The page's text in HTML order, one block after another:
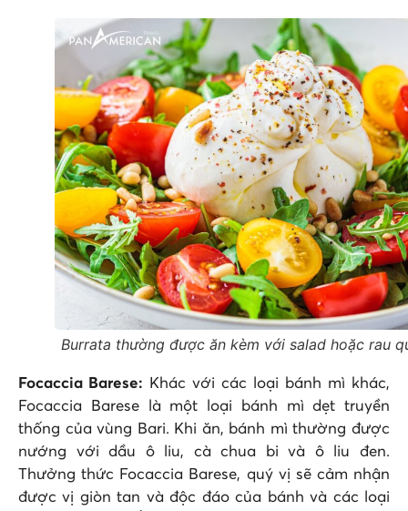
Burrata thường được ăn kèm với salad hoặc rau
Focaccia Barese: Khác với các loại bánh mì khác,
Focaccia Barese là một loại bánh mì dẹt truyền
thống của vùng Bari. Khi ăn, bánh mì thường được
nướng với dầu ô liu, cà chua bi và ô liu đen.
Thưởng thức Focaccia Barese, quý vị sẽ cảm nhận
được vị giòn tan và độc đáo của bánh và các loại